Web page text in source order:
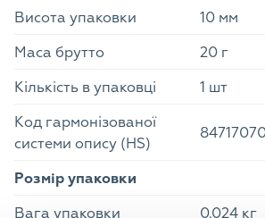
Висота упаковки
10 мм
Маса брутто
20 г
Кількість в упаковці
1 шт
Код гармонізованої
системи опису (HS)
Розмір упаковки
Вага упаковки
0.024 кг